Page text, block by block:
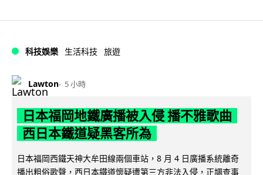
科技娛樂 生活科技 旅遊
Lawton 5 小時
日本福岡地鐵廣播被入侵 播不雅歌曲
西日本鐵道疑黑客所為
日本福岡西鐵天神大牟田線兩個車站，8 月 4 日廣播系統離奇
播出粗俗歌聲，西日本鐵道懷疑遭第三方非法入侵，正調查事